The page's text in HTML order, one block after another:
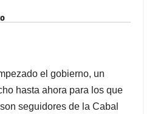
el gobierno, un
hasta ahora para los que
seguidores de la Cabal